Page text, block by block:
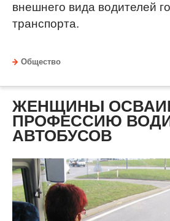
внешнего вида водителей
транспорта.
Общество
ЖЕНЩИНЫ
ПРОФЕССИЮ
АВТОБУСОВ